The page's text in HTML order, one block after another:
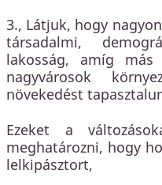
3., Látjuk, hogy
társadalmi,
lakosság, amíg
nagyvárosok
növekedést
Ezeket a
meghatározni, hogy
lelkipásztort,